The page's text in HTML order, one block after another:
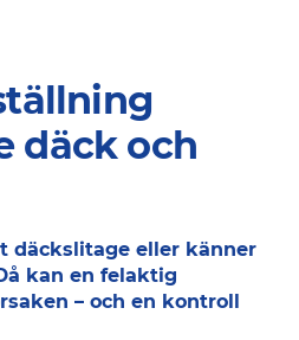
däck och
däckslitage eller känner
kan en felaktig
– och en kontroll